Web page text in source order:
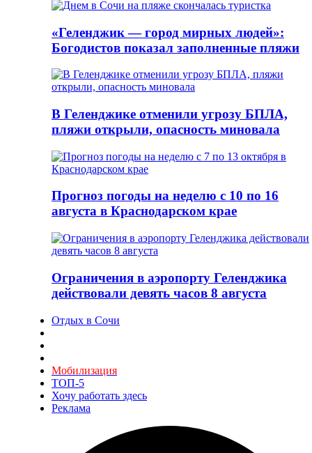
«Геленджик — город мирных людей»:
Богодистов показал заполненные пляжи
В Геленджике отменили угрозу БПЛА,
пляжи открыли, опасность миновала
Прогноз погоды на неделю с 10 по 16
августа в Краснодарском крае
Ограничения в аэропорту Геленджика
действовали девять часов 8 августа
Отдых в Сочи
Мобилизация
ТОП-5
Хочу работать здесь
Реклама